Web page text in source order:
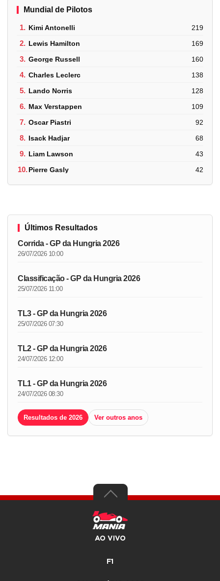
Mundial de Pilotos
1. Kimi Antonelli 219
2. Lewis Hamilton 169
3. George Russell 160
4. Charles Leclerc 138
5. Lando Norris 128
6. Max Verstappen 109
7. Oscar Piastri 92
8. Isack Hadjar 68
9. Liam Lawson 43
10.Pierre Gasly 42
Últimos Resultados
Corrida - GP da Hungria 2026
26/07/2026 10:00
Classificação - GP da Hungria 2026
25/07/2026 11:00
TL3 - GP da Hungria 2026
25/07/2026 07:30
TL2 - GP da Hungria 2026
24/07/2026 12:00
TL1 - GP da Hungria 2026
24/07/2026 08:30
Resultados de 2026 Ver outros anos
AO VIVO
F1